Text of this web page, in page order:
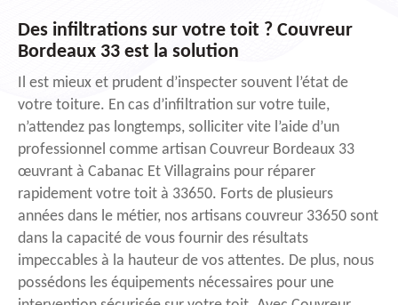
Des infiltrations sur votre toit ? Couvreur
Bordeaux 33 est la solution
Il est mieux et prudent d’inspecter souvent l’état de
votre toiture. En cas d’infiltration sur votre tuile,
n’attendez pas longtemps, solliciter vite l’aide d’un
professionnel comme artisan Couvreur Bordeaux 33
œuvrant à Cabanac Et Villagrains pour réparer
rapidement votre toit à 33650. Forts de plusieurs
années dans le métier, nos artisans couvreur 33650 sont
dans la capacité de vous fournir des résultats
impeccables à la hauteur de vos attentes. De plus, nous
possédons les équipements nécessaires pour une